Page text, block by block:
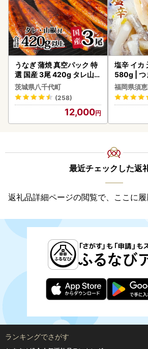
うなぎ 蒲焼 真空パック 特
選 国産 3尾 420g タレ山椒
付き うな重 ひつまぶし 訳
あり 茨城 ウナギ 鰻 個包装
人気 美味しい 小分け 八千
茨城県八千代町
(258)
12,000
塩辛 イカ
580g | つ
福岡県須
最近チェックした返
返礼品詳細ページの閲覧で、ここに履
ランキングでさがす